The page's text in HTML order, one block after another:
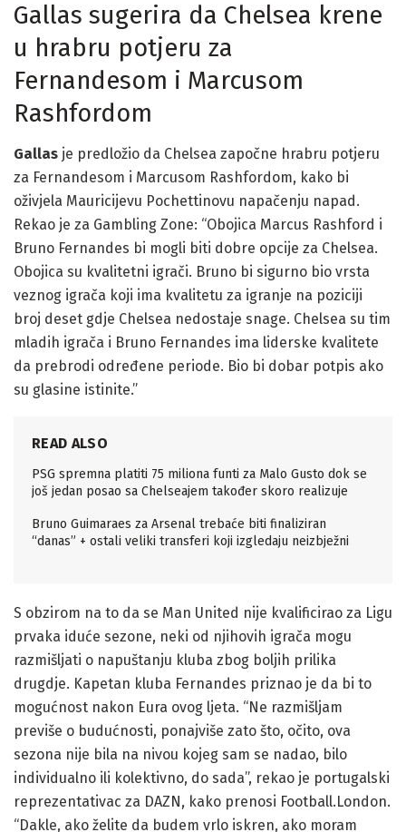
Gallas sugerira da Chelsea krene
u hrabru potjeru za
Fernandesom i Marcusom
Rashfordom
Gallas je predložio da Chelsea započne hrabru potjeru
za Fernandesom i Marcusom Rashfordom, kako bi
oživjela Mauricijevu Pochettinovu napačenju napad.
Rekao je za Gambling Zone: “Obojica Marcus Rashford i
Bruno Fernandes bi mogli biti dobre opcije za Chelsea.
Obojica su kvalitetni igrači. Bruno bi sigurno bio vrsta
veznog igrača koji ima kvalitetu za igranje na poziciji
broj deset gdje Chelsea nedostaje snage. Chelsea su tim
mladih igrača i Bruno Fernandes ima liderske kvalitete
da prebrodi određene periode. Bio bi dobar potpis ako
su glasine istinite.”
READ ALSO
PSG spremna platiti 75 miliona funti za Malo Gusto dok se
još jedan posao sa Chelseajem također skoro realizuje
Bruno Guimaraes za Arsenal trebaće biti finaliziran
“danas” + ostali veliki transferi koji izgledaju neizbježni
S obzirom na to da se Man United nije kvalificirao za Ligu
prvaka iduće sezone, neki od njihovih igrača mogu
razmišljati o napuštanju kluba zbog boljih prilika
drugdje. Kapetan kluba Fernandes priznao je da bi to
mogućnost nakon Eura ovog ljeta. “Ne razmišljam
previše o budućnosti, ponajviše zato što, očito, ova
sezona nije bila na nivou kojeg sam se nadao, bilo
individualno ili kolektivno, do sada”, rekao je portugalski
reprezentativac za DAZN, kako prenosi Football.London.
“Dakle, ako želite da budem vrlo iskren, ako moram